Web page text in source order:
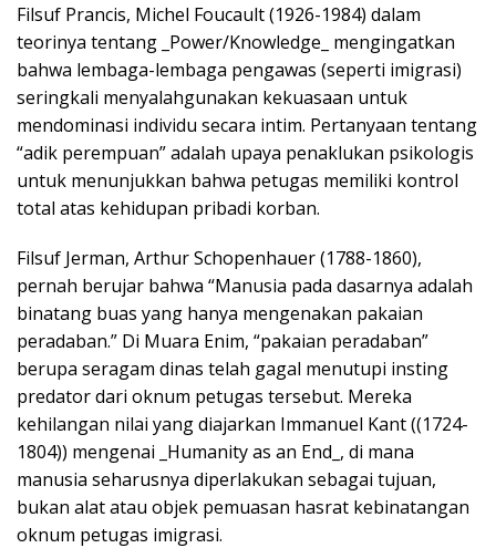
Filsuf Prancis, Michel Foucault (1926-1984) dalam
teorinya tentang _Power/Knowledge_ mengingatkan
bahwa lembaga-lembaga pengawas (seperti imigrasi)
seringkali menyalahgunakan kekuasaan untuk
mendominasi individu secara intim. Pertanyaan tentang
“adik perempuan” adalah upaya penaklukan psikologis
untuk menunjukkan bahwa petugas memiliki kontrol
total atas kehidupan pribadi korban.
Filsuf Jerman, Arthur Schopenhauer (1788-1860),
pernah berujar bahwa “Manusia pada dasarnya adalah
binatang buas yang hanya mengenakan pakaian
peradaban.” Di Muara Enim, “pakaian peradaban”
berupa seragam dinas telah gagal menutupi insting
predator dari oknum petugas tersebut. Mereka
kehilangan nilai yang diajarkan Immanuel Kant ((1724-
1804)) mengenai _Humanity as an End_, di mana
manusia seharusnya diperlakukan sebagai tujuan,
bukan alat atau objek pemuasan hasrat kebinatangan
oknum petugas imigrasi.